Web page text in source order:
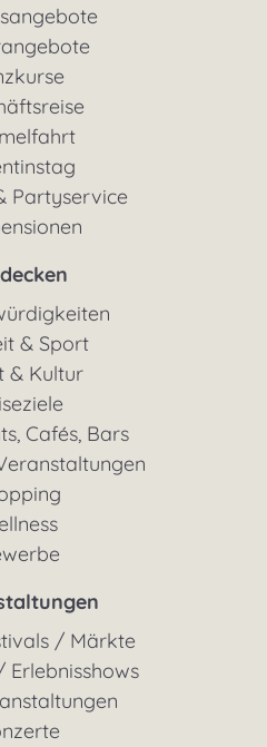
Partyservice
& Sport
& Kultur
Cafés, Bars
/ Märkte
Erlebnisshows